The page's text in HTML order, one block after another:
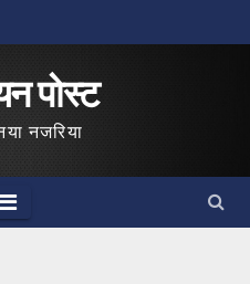
पोस्ट
नजरिया